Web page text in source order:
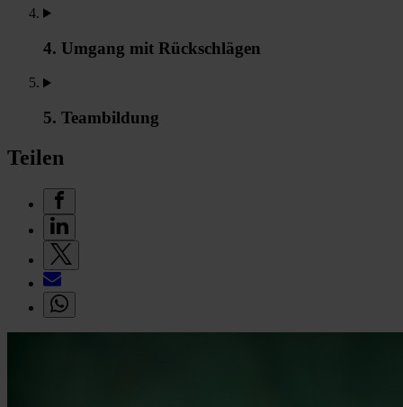
4. Umgang mit Rückschlägen
5. Teambildung
Teilen